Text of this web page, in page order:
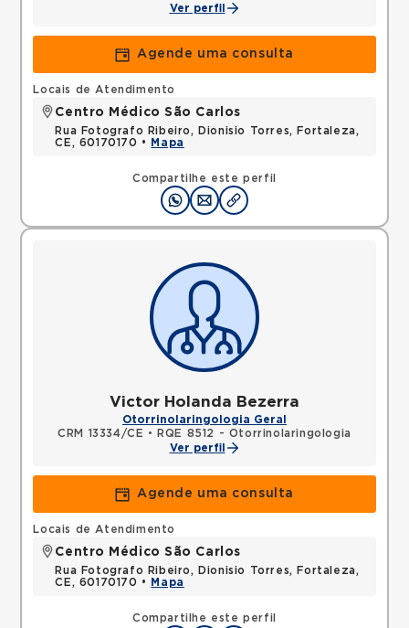
Ver perfil
Agende uma consulta
Compartilhe este perfil
Locais de Atendimento
Centro Médico São Carlos
Rua Fotografo Ribeiro, Dionisio Torres, Fortaleza,
CE, 60170170 •
Mapa
Victor Holanda Bezerra
Otorrinolaringologia Geral
CRM 13334/CE •
RQE 8512 - Otorrinolaringologia
Ver perfil
Agende uma consulta
Compartilhe este perfil
Locais de Atendimento
Centro Médico São Carlos
Rua Fotografo Ribeiro, Dionisio Torres, Fortaleza,
CE, 60170170 •
Mapa